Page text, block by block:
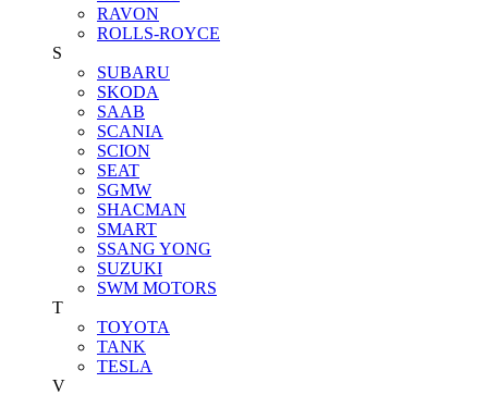
RAVON
ROLLS-ROYCE
S
SUBARU
SKODA
SAAB
SCANIA
SCION
SEAT
SGMW
SHACMAN
SMART
SSANG YONG
SUZUKI
SWM MOTORS
T
TOYOTA
TANK
TESLA
V